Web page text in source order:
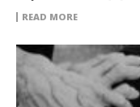
READ MORE